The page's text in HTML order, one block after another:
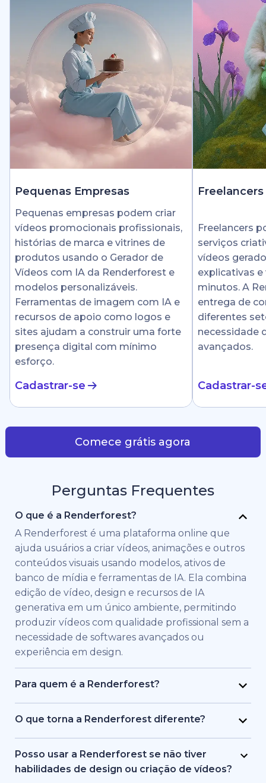
Pequenas Empresas
Pequenas empresas podem criar
vídeos promocionais profissionais,
histórias de marca e vitrines de
produtos usando o Gerador de
Vídeos com IA da Renderforest e
modelos personalizáveis.
Ferramentas de imagem com IA e
recursos de apoio como logos e
sites ajudam a construir uma forte
presença digital com mínimo
esforço.
Cadastrar-se
Freelancers
Freelancers
serviços
vídeos
explicativas
minutos. A
entrega de
diferentes
necessidade
avançados.
Cadastrar-
Comece grátis agora
Perguntas Frequentes
O que é a Renderforest?
A Renderforest é uma plataforma online que
ajuda usuários a criar vídeos, animações e outros
conteúdos visuais usando modelos, ativos de
banco de mídia e ferramentas de IA. Ela combina
edição de vídeo, design e recursos de IA
generativa em um único ambiente, permitindo
produzir vídeos com qualidade profissional sem a
necessidade de softwares avançados ou
experiência em design.
Para quem é a Renderforest?
A Renderforest foi criada para indivíduos e
equipes que precisam de vídeos de alta
empresas, equipes de RH, freelancers e criadores
de conteúdo que desejam produzir vídeos de
O que torna a Renderforest diferente?
A Renderforest combina múltiplos modelos de IA
e geração de vídeo em uma única plataforma. Os
usuários podem criar, editar e exportar vídeos de
Posso usar a Renderforest se não tiver
habilidades de design ou criação de vídeos?